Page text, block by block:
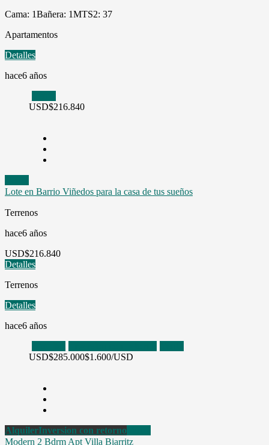
Cama: 1Bañera: 1MTS2: 37
Apartamentos
Detalles
hace6 años
USD$216.840
Lote en Barrio Viñedos para la casa de tus sueños
Terrenos
hace6 años
USD$216.840
Detalles
Terrenos
Detalles
hace6 años
USD$285.000$1.600/USD
AlquilerInversion con retorno
Modern 2 Bdrm Apt Villa Biarritz